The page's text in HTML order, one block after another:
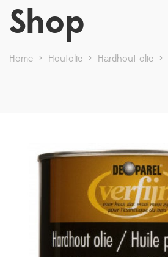
Shop
Home > Houtolie > Hardhout olie >